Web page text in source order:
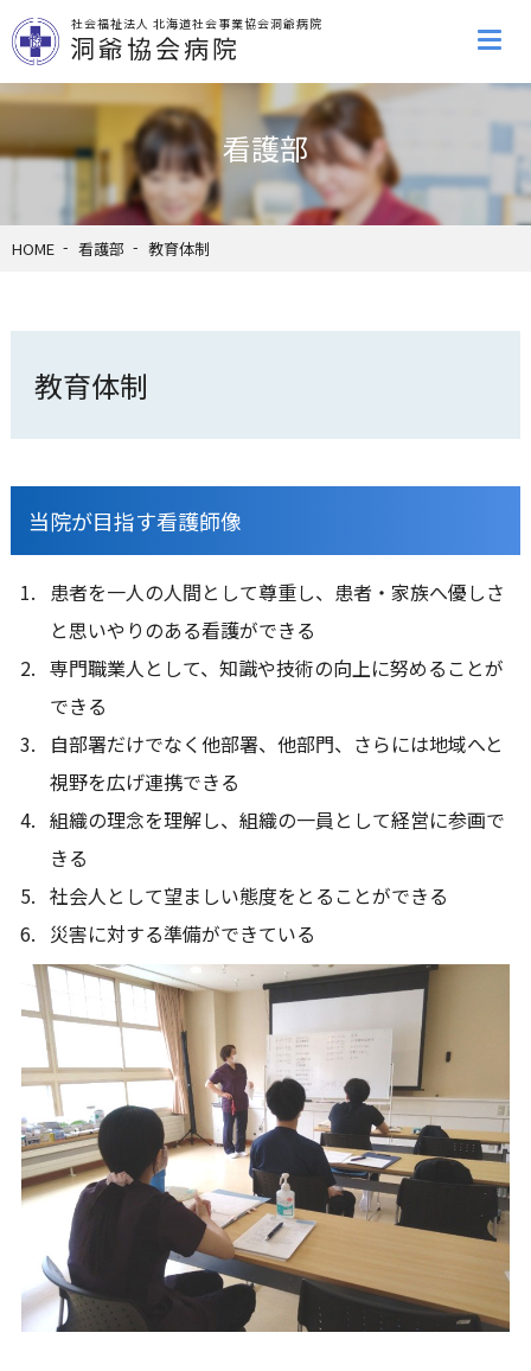
社会福祉法人 北海道社会事業協会洞爺病院
洞爺協会病院
看護部
HOME 看護部 教育体制
教育体制
当院が目指す看護師像
患者を一人の人間として尊重し、患者・家族へ優しさ
と思いやりのある看護ができる
専門職業人として、知識や技術の向上に努めることが
できる
自部署だけでなく他部署、他部門、さらには地域へと
視野を広げ連携できる
組織の理念を理解し、組織の一員として経営に参画で
きる
社会人として望ましい態度をとることができる
災害に対する準備ができている